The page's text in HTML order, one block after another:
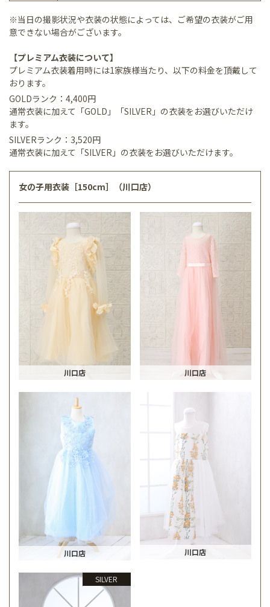
※当日の撮影状況や衣装の状態によっては、ご希望の衣装がご用
意できない場合がございます。
【プレミアム衣装について】
プレミアム衣装着用時には1家族様当たり、以下の料金を頂戴して
おります。
GOLDランク：4,400円
通常衣装に加えて「GOLD」「SILVER」の衣装をお選びいただけ
ます。
SILVERランク：3,520円
通常衣装に加えて「SILVER」の衣装をお選びいただけます。
女の子用衣装［150cm］（川口店）
川口店 川口店
川口店 川口店
SILVER